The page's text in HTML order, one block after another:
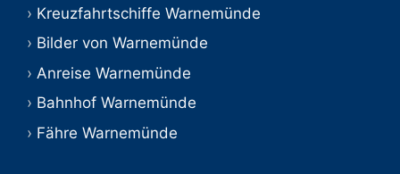
Kreuzfahrtschiffe Warnemünde
Bilder von Warnemünde
Anreise Warnemünde
Bahnhof Warnemünde
Fähre Warnemünde